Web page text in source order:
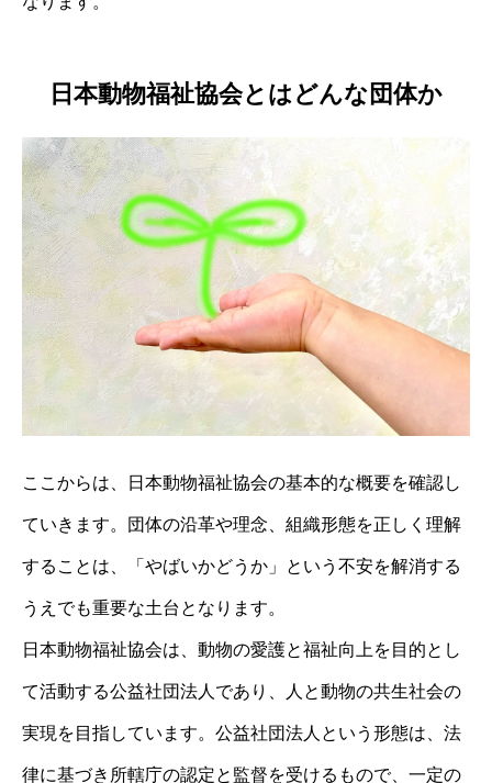
日本動物福祉協会とはどんな団体か
ここからは、日本動物福祉協会の基本的な概要を確認し
ていきます。団体の沿革や理念、組織形態を正しく理解
することは、「やばいかどうか」という不安を解消する
うえでも重要な土台となります。
日本動物福祉協会は、動物の愛護と福祉向上を目的とし
て活動する公益社団法人であり、人と動物の共生社会の
実現を目指しています。公益社団法人という形態は、法
律に基づき所轄庁の認定と監督を受けるもので、一定の